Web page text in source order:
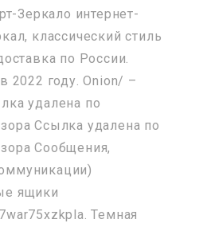
Зеркало интернет-
классический стиль
по России.
2022 году. Onion/ –
удалена по
Ссылка удалена по
Сообщения,
ящики
Темная